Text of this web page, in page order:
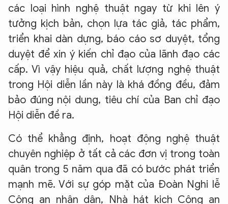
các loại hình nghệ thuật ngay từ khi lên ý
tưởng kịch bản, chọn lựa tác giả, tác phẩm,
triển khai dàn dựng, báo cáo sơ duyệt, tổng
duyệt để xin ý kiến chỉ đạo của lãnh đạo các
cấp. Vì vậy hiệu quả, chất lượng nghệ thuật
trong Hội diễn lần này là khá đồng đều, đảm
bảo đúng nội dung, tiêu chí của Ban chỉ đạo
Hội diễn đề ra.
Có thể khẳng định, hoạt động nghệ thuật
chuyên nghiệp ở tất cả các đơn vị trong toàn
quân trong 5 năm qua đã có bước phát triển
mạnh mẽ. Với sự góp mặt của Đoàn Nghi lễ
Công an nhân dân, Nhà hát kịch Công an